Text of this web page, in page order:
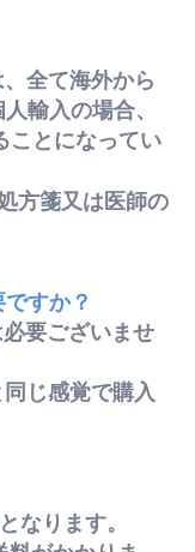
全て海外から
輸入の場合、
とになってい
箋又は医師の
すか？
要ございませ
じ感覚で購入
なります。